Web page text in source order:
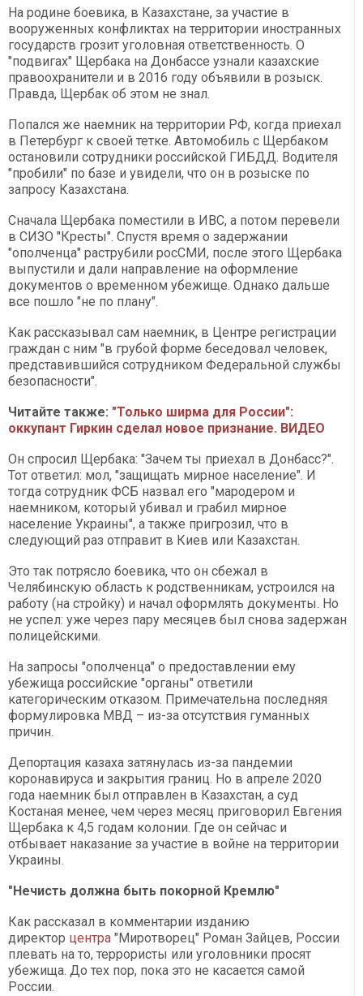
На родине боевика, в Казахстане, за участие в
вооруженных конфликтах на территории иностранных
государств грозит уголовная ответственность. О
"подвигах" Щербака на Донбассе узнали казахские
правоохранители и в 2016 году объявили в розыск.
Правда, Щербак об этом не знал.
Попался же наемник на территории РФ, когда приехал
в Петербург к своей тетке. Автомобиль с Щербаком
остановили сотрудники российской ГИБДД. Водителя
"пробили" по базе и увидели, что он в розыске по
запросу Казахстана.
Сначала Щербака поместили в ИВС, а потом перевели
в СИЗО "Кресты". Спустя время о задержании
"ополченца" раструбили росСМИ, после этого Щербака
выпустили и дали направление на оформление
документов о временном убежище. Однако дальше
все пошло "не по плану".
Как рассказывал сам наемник, в Центре регистрации
граждан с ним "в грубой форме беседовал человек,
представившийся сотрудником Федеральной службы
безопасности".
Читайте также: "Только ширма для России":
оккупант Гиркин сделал новое признание. ВИДЕО​​​​​​​
Он спросил Щербака: "Зачем ты приехал в Донбасс?".
Тот ответил: мол, "защищать мирное население". И
тогда сотрудник ФСБ назвал его "мародером и
наемником, который убивал и грабил мирное
население Украины", а также пригрозил, что в
следующий раз отправит в Киев или Казахстан.
Это так потрясло боевика, что он сбежал в
Челябинскую область к родственникам, устроился на
работу (на стройку) и начал оформлять документы. Но
не успел: уже через пару месяцев был снова задержан
полицейскими.
На запросы "ополченца" о предоставлении ему
убежища российские "органы" ответили
категорическим отказом. Примечательна последняя
формулировка МВД – из-за отсутствия гуманных
причин.
Депортация казаха затянулась из-за пандемии
коронавируса и закрытия границ. Но в апреле 2020
года наемник был отправлен в Казахстан, а суд
Костаная менее, чем через месяц приговорил Евгения
Щербака к 4,5 годам колонии. Где он сейчас и
отбывает наказание за участие в войне на территории
Украины.
"Нечисть должна быть покорной Кремлю"
Как рассказал в комментарии изданию
директор центра "Миротворец" Роман Зайцев, России
плевать на то, террористы или уголовники просят
убежища. До тех пор, пока это не касается самой
России.